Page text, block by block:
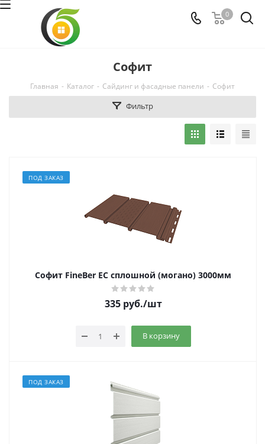
0
Софит
Главная - Каталог - Сайдинг и фасадные панели - Софит
Фильтр
ПОД ЗАКАЗ
Софит FineBer EC сплошной (могано) 3000мм
335руб./шт
В корзину
ПОД ЗАКАЗ